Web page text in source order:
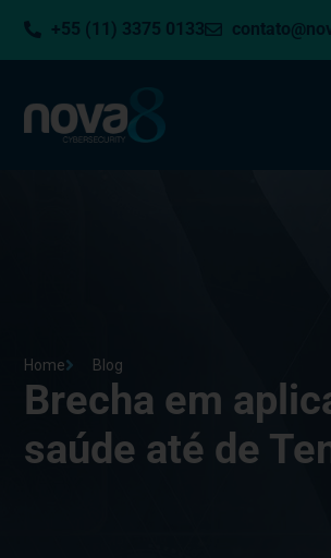
+55 (11) 3375 0133
Home Blog
Brecha em
saúde até de